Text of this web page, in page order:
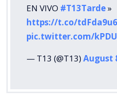
EN VIVO #T13Tarde»
https://t.co/
pic.twitter.com/
— T13 (@T13)August